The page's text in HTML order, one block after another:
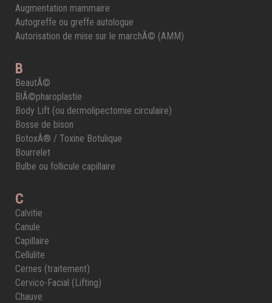
Augmentation mammaire
Autogreffe ou greffe autologue
Autorisation de mise sur le marchÃ© (AMM)
B
BeautÃ©
BlÃ©pharoplastie
Body Lift (ou dermolipectomie circulaire)
Bosse de bison
BotoxÂ® / Toxine Botulique
Bourrelet
Bulbe ou follicule capillaire
C
Calvitie
Canule
Capillaire
Cellulite
Cernes (traitement)
Cervico-Facial (Lifting)
Chauve